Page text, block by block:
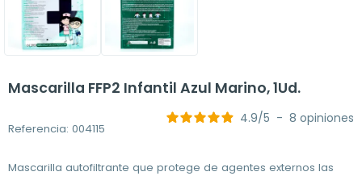
Mascarilla FFP2 Infantil Azul Marino, 1Ud.
Referencia: 004115
4.9/5 - 8 opiniones
Mascarilla autofiltrante que protege de agentes externos las